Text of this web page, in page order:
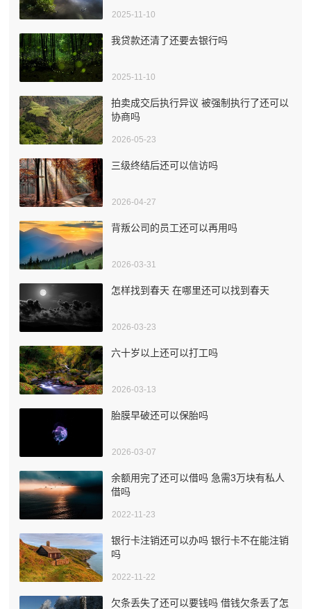
2025-11-10
我贷款还清了还要去银行吗
2025-11-10
拍卖成交后执行异议 被强制执行了还可以
协商吗
2026-05-23
三级终结后还可以信访吗
2026-04-27
背叛公司的员工还可以再用吗
2026-03-31
怎样找到春天 在哪里还可以找到春天
2026-03-23
六十岁以上还可以打工吗
2026-03-13
胎膜早破还可以保胎吗
2026-03-07
余额用完了还可以借吗 急需3万块有私人
借吗
2022-11-23
银行卡注销还可以办吗 银行卡不在能注销
吗
2022-11-22
欠条丢失了还可以要钱吗 借钱欠条丢了怎